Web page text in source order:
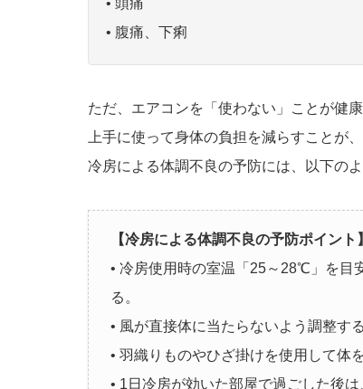
• 腹痛、下痢
ただ、エアコンを「使わない」ことが健康
上手に使って身体の負担を減らすことが
冷房による体調不良の予防には、以下の
【冷房による体調不良の予防ポイント】
• 冷房使用時の室温「25～28℃」を
る。
• 風が直接体に当たらないよう調整する
• 羽織りものやひざ掛けを使用して体
• 1日冷房が効いた部屋で過ごした後